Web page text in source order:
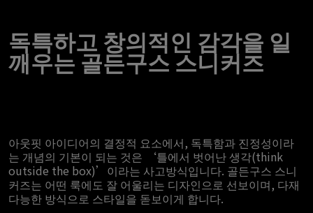
독특하고 창의적인 감각을 일
깨우는 골든구스 스니커즈
아웃핏 아이디어의 결정적 요소에서, 독특함과 진정성이라
는 개념의 기본이 되는 것은 ‘틀에서 벗어난 생각(think
outside the box)’이라는 사고방식입니다. 골든구스 스니
커즈는 어떤 룩에도 잘 어울리는 디자인으로 선보이며, 다재
다능한 방식으로 스타일을 돋보이게 합니다.